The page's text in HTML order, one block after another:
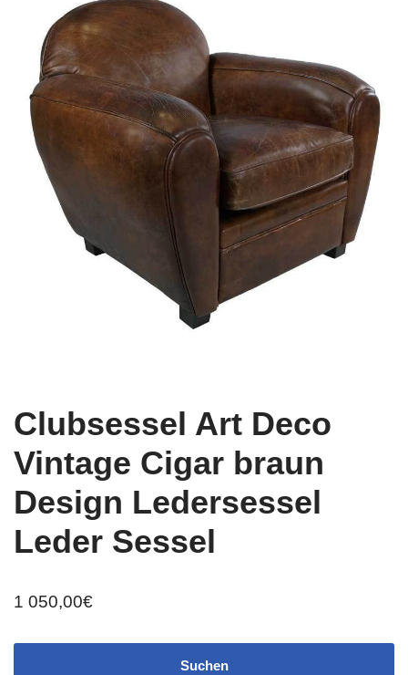
Clubsessel Art Deco
Vintage Cigar braun
Design Ledersessel
Leder Sessel
1 050,00€
Suchen